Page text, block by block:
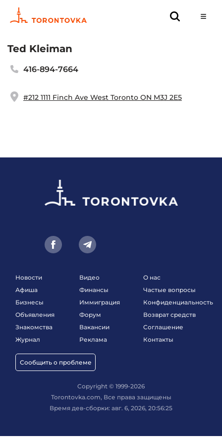
Ted Kleiman
416-894-7664
#212 1111 Finch Ave West Toronto ON M3J 2E5
Новости
Афиша
Бизнесы
Объявления
Знакомства
Журнал
Сообщить о проблеме
Видео
Финансы
Иммиграция
Форум
Вакансии
Реклама
О нас
Частые вопросы
Конфиденциальность
Возврат средств
Соглашение
Контакты
Copyright © 1999-2026
Torontovka.com, Все права защищены
Время дев-сборки: авг. 6, 2026, 20:56:25